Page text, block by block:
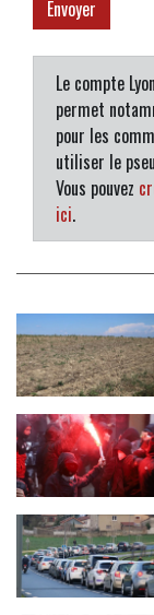
Le compte
permet
pour les
utiliser le
Vous pouvez
ici.